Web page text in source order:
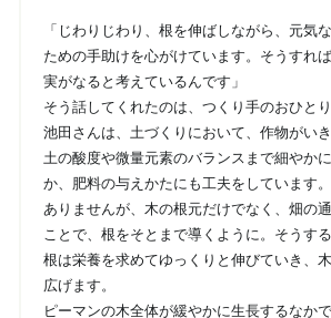
「じわりじわり、根を伸ばしながら、元気
ための手助けを心がけています。そうすれ
実がなると考えているんです」
そう話してくれたのは、つくり手のおひと
池田さんは、土づくりにおいて、作物がい
土の酸度や微量元素のバランスまで細やか
か、肥料の与えかたにも工夫をしています
ありませんが、木の根元だけでなく、畑の
ことで、根をそとまで導くように。そうす
根は栄養を求めてゆっくりと伸びていき、
広げます。
ピーマンの木全体が緩やかに生長するなか